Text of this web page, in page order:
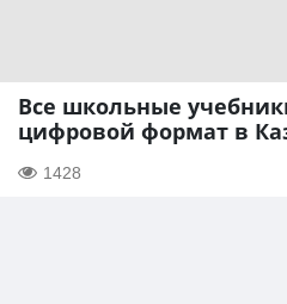
Все школьные
цифровой формат в
1428